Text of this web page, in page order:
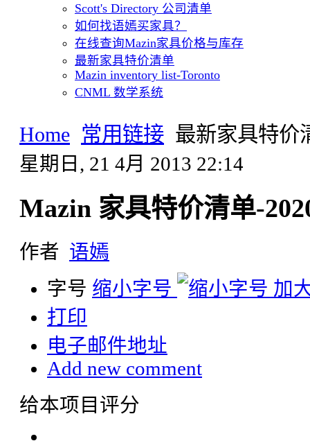
Scott's Directory 公司清单
如何找语嫣买家具？
在线查询Mazin家具价格与库存
最新家具特价清单
Mazin inventory list-Toronto
CNML 数学系统
Home 常用链接 最新家具特价
星期日, 21 4月 2013 22:14
Mazin 家具特价清单-
作者 语嫣
字号 缩小字号
加
打印
电子邮件地址
Add new comment
给本项目评分